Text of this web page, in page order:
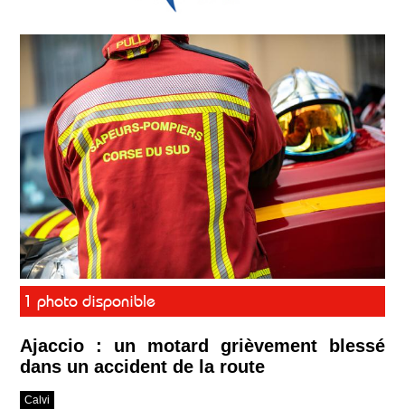
1 photo disponible
Ajaccio : un motard grièvement blessé
dans un accident de la route
Calvi